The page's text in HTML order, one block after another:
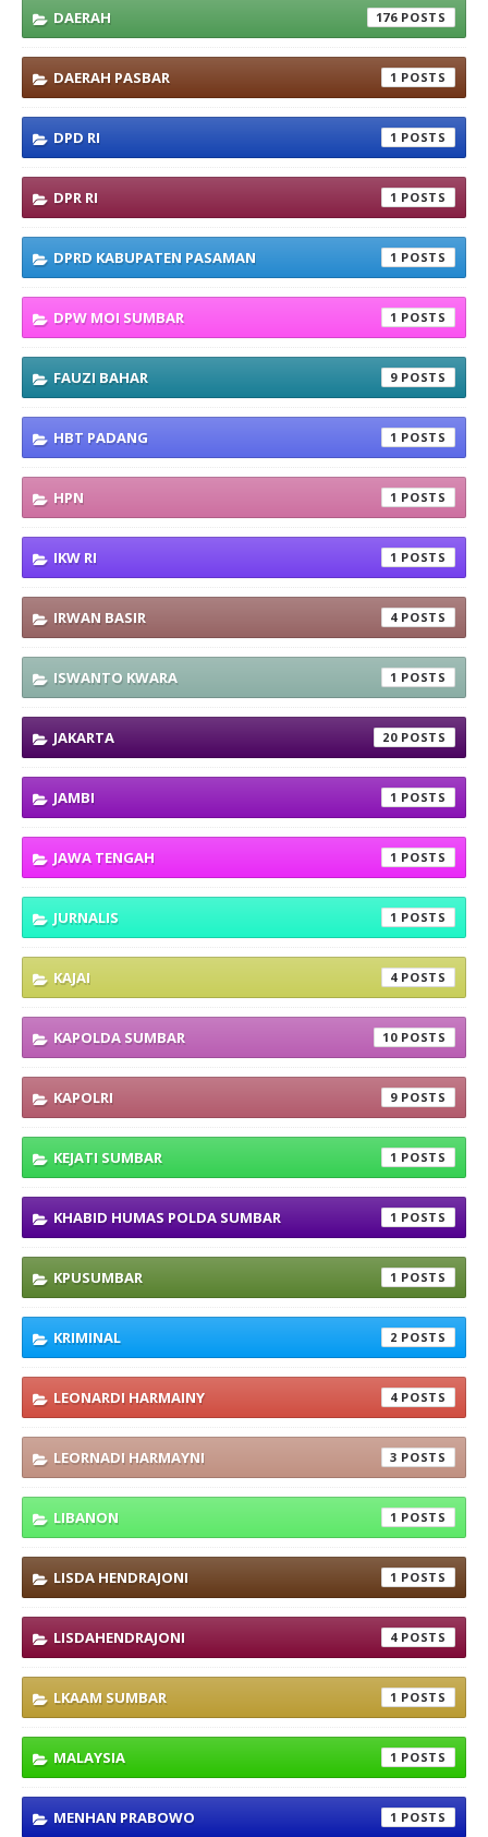
DAERAH 176
DAERAH PASBAR 1
DPD RI 1
DPR RI 1
DPRD KABUPATEN PASAMAN 1
DPW MOI SUMBAR 1
FAUZI BAHAR 9
HBT PADANG 1
HPN 1
IKW RI 1
IRWAN BASIR 4
ISWANTO KWARA 1
JAKARTA 20
JAMBI 1
JAWA TENGAH 1
JURNALIS 1
KAJAI 4
KAPOLDA SUMBAR 10
KAPOLRI 9
KEJATI SUMBAR 1
KHABID HUMAS POLDA SUMBAR 1
KPUSUMBAR 1
KRIMINAL 2
LEONARDI HARMAINY 4
LEORNADI HARMAYNI 3
LIBANON 1
LISDA HENDRAJONI 1
LISDAHENDRAJONI 4
LKAAM SUMBAR 1
MALAYSIA 1
MENHAN PRABOWO 1